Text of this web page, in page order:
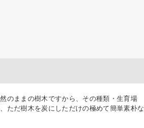
のままの樹木ですから、その種類・生育場
ただ樹木を炭にしただけの極めて簡単素朴な